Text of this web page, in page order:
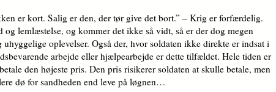
er kort. Salig er den, der tør give det bort.” – Krig er forfærdelig.
og lemlæstelse, og kommer det ikke så vidt, så er der dog megen
uhyggelige oplevelser. Også der, hvor soldaten ikke direkte er indsat i
arbejde eller hjælpearbejde er dette tilfældet. Hele tiden er
den højeste pris. Den pris risikerer soldaten at skulle betale, men
dø for sandheden end leve på løgnen…